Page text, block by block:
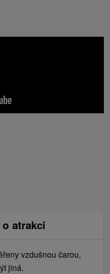
atrakci
vzdušnou čarou,
jiná.